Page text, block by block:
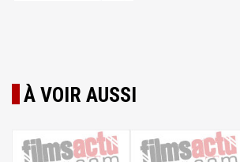
À VOIR AUSSI